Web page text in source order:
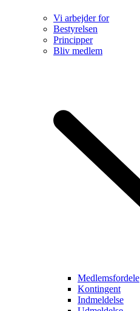
Vi arbejder for
Bestyrelsen
Principper
Bliv medlem
Medlemsfordele
Kontingent
Indmeldelse